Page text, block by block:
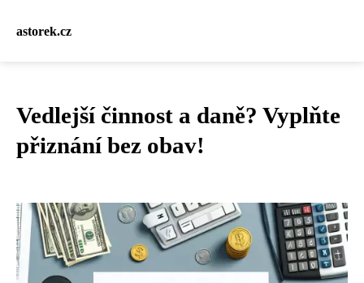
astorek.cz
Vedlejší činnost a daně? Vyplňte
přiznání bez obav!